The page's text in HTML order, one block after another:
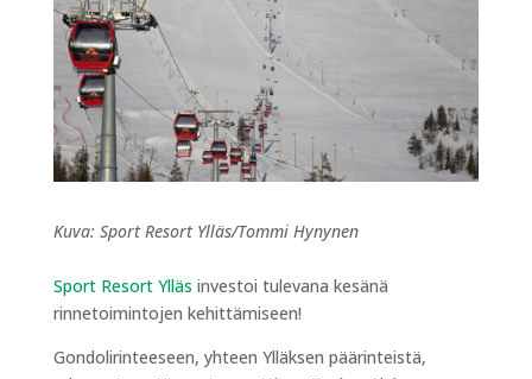
Kuva: Sport Resort Ylläs/Tommi Hynynen
Sport Resort Ylläs investoi tulevana kesänä
rinnetoimintojen kehittämiseen!
Gondolirinteeseen, yhteen Ylläksen päärinteistä,